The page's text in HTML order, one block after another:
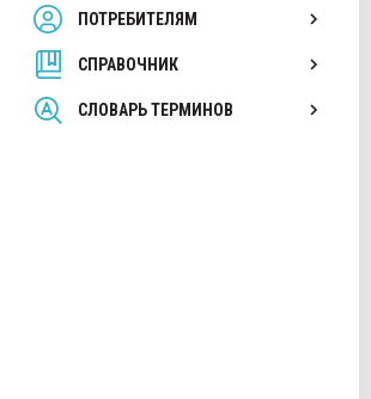
ПОТРЕБИТЕЛЯМ
СПРАВОЧНИК
СЛОВАРЬ ТЕРМИНОВ